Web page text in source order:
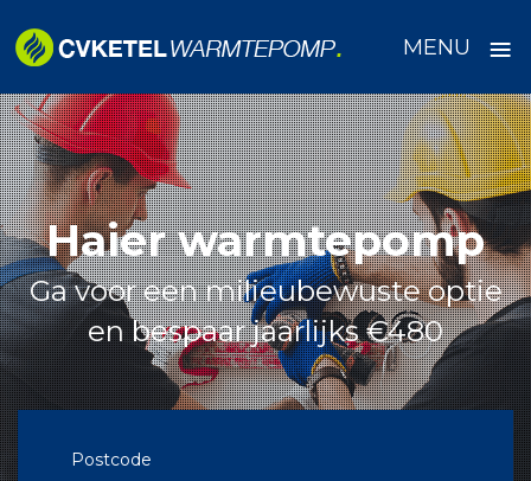
MENU ≡
Skip
to
content
Haier warmtepomp
Ga voor een milieubewuste optie
en bespaar jaarlijks €480
Postcode